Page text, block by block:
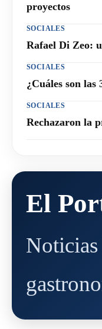
proyectos
SOCIALES
Rafael Di Zeo:
SOCIALES
¿Cuáles son
SOCIALES
Rechazaron la
El